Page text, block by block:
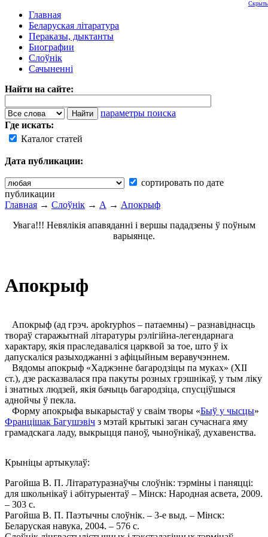
Главная
Беларуская літаратура
Пераказы, дыктанты
Биографии
Слоўнік
Сачыненні
Найти на сайте:
параметры поиска
Где искать:
Каталог статей
Дата публикации:
сортировать по дате
публикации
Скрыть
Главная → Слоўнік → А → Апокрыф
Увага!!! Невялікія апавяданні і вершы пададзены ў поўным
варыянце.
Апокрыф
Апокрыф (ад грэч. apokryphos – патаемны) – разнавіднасць
твораў старажытнай літаратуры рэлігійна-легендарнага
характару, якія праследаваліся царквой за тое, што ў іх
дапускаліся разыходжанні з афіцыйным веравучэннем.
Вядомы апокрыф «Хаджэнне багародзіцы па муках» (XII
ст.), дзе расказвалася пра пакуты розных грэшнікаў, у тым ліку
і знатных людзей, якія бачыць багародзіца, спусціўшыся
аднойчы ў пекла.
Форму апокрыфа выкарыстаў у сваім творы «Быў у чысцы»
Францішак Багушэвіч з мэтай крытыкі заган сучаснага яму
грамадскага ладу, выкрыцця паноў, чыноўнікаў, духавенства.
Крыніцы артыкулаў:
Рагойша В. П. Літаратуразнаўчы слоўнік: тэрміны i паняцці:
для школьнікаў i абітурыентаў – Мінск: Народная асвета, 2009.
– 303 с.
Рагойша В. П. Паэтычны слоўнік. – 3-е выд. – Мінск:
Беларуская навука, 2004. – 576 с.